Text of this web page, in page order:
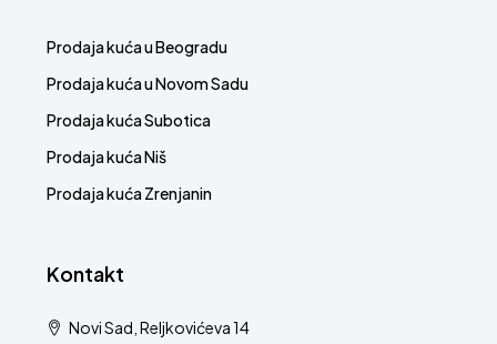
Prodaja kuća u Beogradu
Prodaja kuća u Novom Sadu
Prodaja kuća Subotica
Prodaja kuća Niš
Prodaja kuća Zrenjanin
Kontakt
Novi Sad, Reljkovićeva 14